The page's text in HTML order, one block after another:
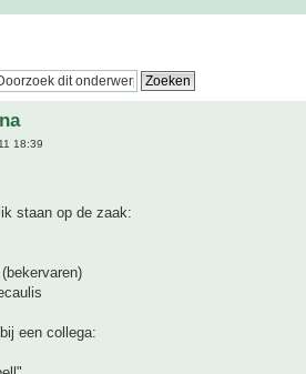
18:39
staan op de zaak:
een collega: